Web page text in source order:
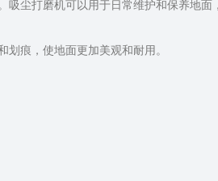
尘打磨机可以用于日常维护和保养地面，
痕，使地面更加美观和耐用。